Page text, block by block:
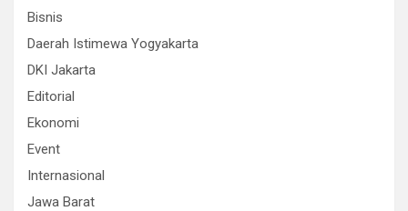
Bisnis
Daerah Istimewa Yogyakarta
DKI Jakarta
Editorial
Ekonomi
Event
Internasional
Jawa Barat